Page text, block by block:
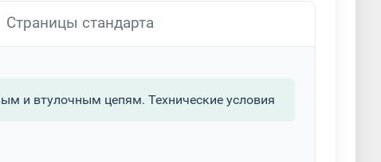
Страницы стандарта
и втулочным цепям. Технические условия